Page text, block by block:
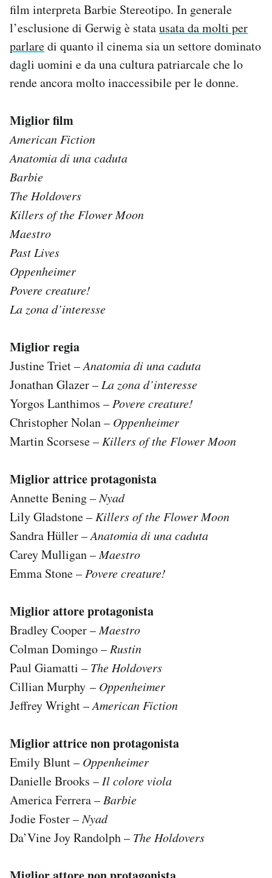
film interpreta Barbie Stereotipo. In generale
l’esclusione di Gerwig è statausata da molti per
parlaredi quanto il cinema sia un settore dominato
dagli uomini e da una cultura patriarcale che lo
rende ancora molto inaccessibile per le donne.
Miglior film
American Fiction
Anatomia di una caduta
Barbie
The Holdovers
Killers of the Flower Moon
Maestro
Past Lives
Oppenheimer
Povere creature!
La zona d’interesse
Miglior regia
Justine Triet –Anatomia di una caduta
Jonathan Glazer – La zona d’interesse
Yorgos Lanthimos – Povere creature!
Christopher Nolan – Oppenheimer
Martin Scorsese – Killers of the Flower Moon
Miglior attrice protagonista
Annette Bening –Nyad
Lily Gladstone – Killers of the Flower Moon
Sandra Hüller –Anatomia di una caduta
Carey Mulligan –Maestro
Emma Stone – Povere creature!
Miglior attore protagonista
Bradley Cooper –Maestro
Colman Domingo – Rustin
Paul Giamatti – The Holdovers
Cillian Murphy – Oppenheimer
Jeffrey Wright –American Fiction
Miglior attrice non protagonista
Emily Blunt – Oppenheimer
Danielle Brooks – Il colore viola
America Ferrera – Barbie
Jodie Foster –Nyad
Da’Vine Joy Randolph – The Holdovers